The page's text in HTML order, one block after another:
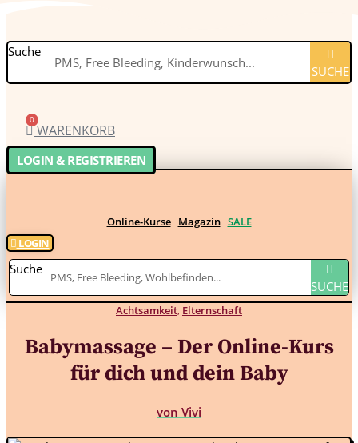
Suche
SUCHE
0
WARENKORB
LOGIN & REGISTRIEREN
Online-Kurse Magazin SALE
LOGIN
Suche
SUCHE
Achtsamkeit, Elternschaft
Babymassage – Der Online-Kurs
für dich und dein Baby
von Vivi